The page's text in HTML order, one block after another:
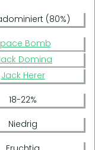
(80%)
Bomb
Domina
Jack Herer
18-22%
Niedrig